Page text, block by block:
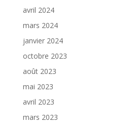
avril 2024
mars 2024
janvier 2024
octobre 2023
août 2023
mai 2023
avril 2023
mars 2023